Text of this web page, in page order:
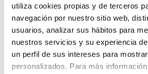
utiliza cookies propias y de terceros
navegación por nuestro sitio web,
usuarios, analizar sus hábitos para
nuestros servicios y su experiencia
un perfil de sus intereses para
personalizados. Para más
el agua que proviene de
agrícola y del uso doméstico
volver a los ríos, mares y
lleva a cabo en lo que
denomina depuradoras,
es Estaciones Depuradoras de